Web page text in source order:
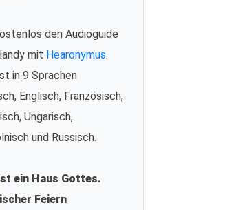
den Audioguide
mit Hearonymus.
in 9 Sprachen
Englisch, Französisch,
Ungarisch,
und Russisch.
ein Haus Gottes.
Feiern